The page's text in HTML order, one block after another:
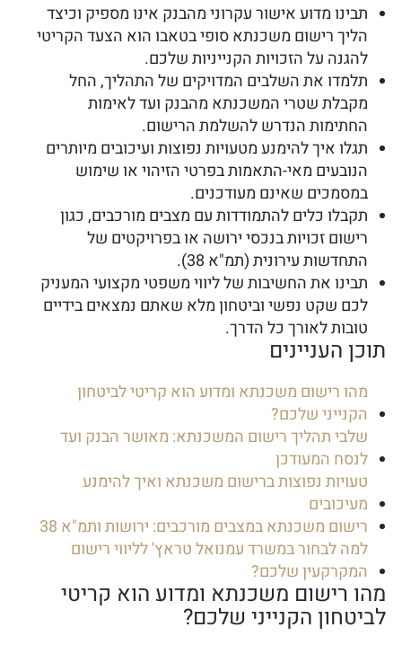
תבינו מדוע אישור עקרוני מהבנק אינו מספיק וכיצד
הליך רישום משכנתא סופי בטאבו הוא הצעד הקריטי
להגנה על הזכויות הקנייניות שלכם.
תלמדו את השלבים המדויקים של התהליך, החל
מקבלת שטרי המשכנתא מהבנק ועד לאימות
החתימות הנדרש להשלמת הרישום.
תגלו איך להימנע מטעויות נפוצות ועיכובים מיותרים
הנובעים מאי-התאמות בפרטי הזיהוי או שימוש
במסמכים שאינם מעודכנים.
תקבלו כלים להתמודדות עם מצבים מורכבים, כגון
רישום זכויות בנכסי ירושה או בפרויקטים של
התחדשות עירונית (תמ"א 38).
תבינו את החשיבות של ליווי משפטי מקצועי המעניק
לכם שקט נפשי וביטחון מלא שאתם נמצאים בידיים
טובות לאורך כל הדרך.
תוכן העניינים
מהו רישום משכנתא ומדוע הוא קריטי לביטחון
הקנייני שלכם?
שלבי תהליך רישום המשכנתא: מאושר הבנק ועד
לנסח המעודכן
טעויות נפוצות ברישום משכנתא ואיך להימנע
מעיכובים
רישום משכנתא במצבים מורכבים: ירושות ותמ"א 38
למה לבחור במשרד עמנואל טראץ' לליווי רישום
המקרקעין שלכם?
מהו רישום משכנתא ומדוע הוא קריטי
לביטחון הקנייני שלכם?